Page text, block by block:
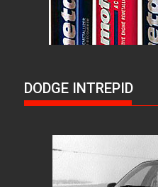
DODGE INTREPID